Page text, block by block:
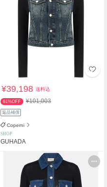
¥39,198送料込
61%OFF ¥101,003
返品補償
Coperni
SHOP
GUHADA